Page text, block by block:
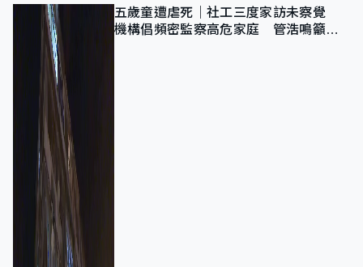
五歲童遭虐死｜社工三度家訪未察覺
機構倡頻密監察高危家庭 管浩鳴籲加